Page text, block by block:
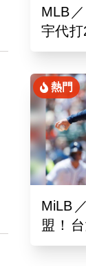
MLB
宇代
坐板
熱門
MiLB
盟！
3A登